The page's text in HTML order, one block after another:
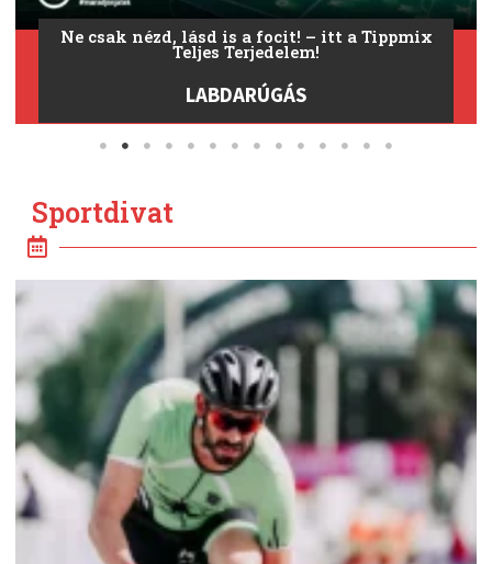
Ne csak nézd, lásd is a focit! – itt a Tippmix
Teljes Terjedelem!
LABDARÚGÁS
Sportdivat